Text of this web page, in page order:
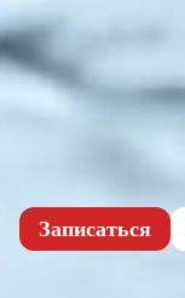
Записаться